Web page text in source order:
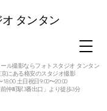
タンタン
ル撮影ならフォトスタジオ タンタン
京にある格安のスタジオ撮影
土日祝日9:00〜20:00
仲町駅3番出口」より徒歩3分